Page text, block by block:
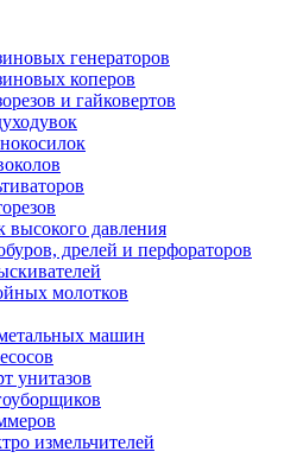
генераторов
коперов
и гайковертов
высокого давления
дрелей и перфораторов
молотков
машин
унитазов
измельчителей